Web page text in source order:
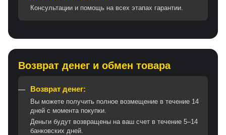
Консультации и помощь на всех этапах гарантии.
Возврат денег и обмен товара
Возврат денег:
Вы можете получить полное возмещение в течение 14
дней с момента покупки.
Деньги будут возвращены на ваш счет в течение 5–14
банковских дней.